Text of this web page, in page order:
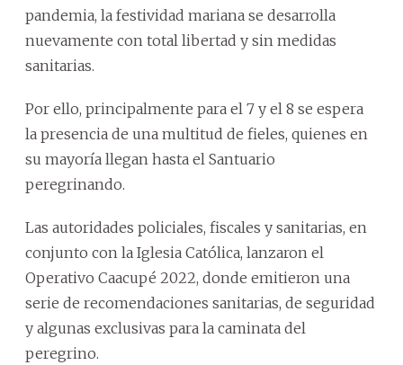
pandemia, la festividad mariana se desarrolla
nuevamente con total libertad y sin medidas
sanitarias.
Por ello, principalmente para el 7 y el 8 se espera
la presencia de una multitud de fieles, quienes en
su mayoría llegan hasta el Santuario
peregrinando.
Las autoridades policiales, fiscales y sanitarias, en
conjunto con la Iglesia Católica, lanzaron el
Operativo Caacupé 2022, donde emitieron una
serie de recomendaciones sanitarias, de seguridad
y algunas exclusivas para la caminata del
peregrino.